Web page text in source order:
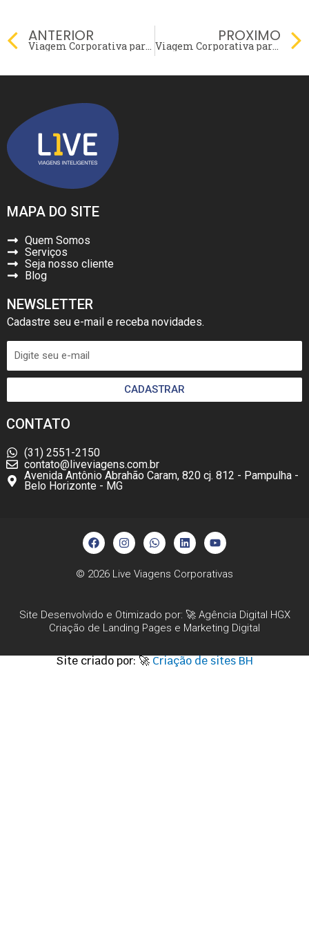
Prev
ANTERIOR
Viagem Corporativa para Advogados – Saiba Como Funciona?
PROXIMO
Viagem Corporativa para Executivos: Como Funciona?
MAPA DO SITE
Quem Somos
Serviços
Seja nosso cliente
Blog
NEWSLETTER
Cadastre seu e-mail e receba novidades.
CADASTRAR
CONTATO
(31) 2551-2150
contato@liveviagens.com.br
Avenida Antônio Abrahão Caram, 820 cj. 812 - Pampulha -
Belo Horizonte - MG
F
a
c
b
I
n
s
a
m
W
h
a
s
L
i
n
e
n
Y
o
u
u
© 2026 Live Viagens Corporativas
Site Desenvolvido e Otimizado por: 🚀 Agência Digital HGX
Criação de Landing Pages e Marketing Digital
Site criado por: 🚀 Criação de sites BH